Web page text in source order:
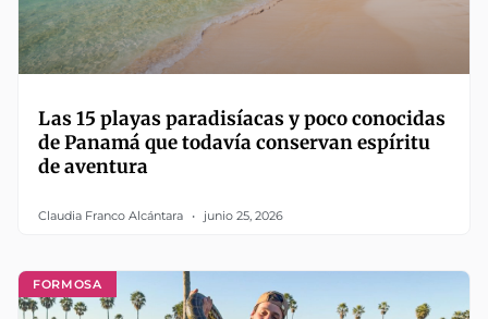
Las 15 playas paradisíacas y poco conocidas
de Panamá que todavía conservan espíritu
de aventura
Claudia Franco Alcántara junio 25, 2026
FORMOSA